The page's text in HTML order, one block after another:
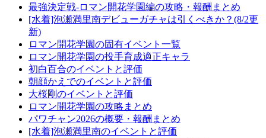
最強決定戦-ロマン開花学園編の攻略・報酬まとめ
[水着]泡瀬満里南デビューガチャは引くべきか？(8/2更
新)
ロマン開花学園の固有イベント一覧
ロマン開花学園の投手育成適正キャラ
初白百合のイベントと評価
朝顔かえでのイベントと評価
大桜剛のイベントと評価
ロマン開花学園の攻略まとめ
パワチャン2026の概要・報酬まとめ
[水着]泡瀬満里南のイベントと評価